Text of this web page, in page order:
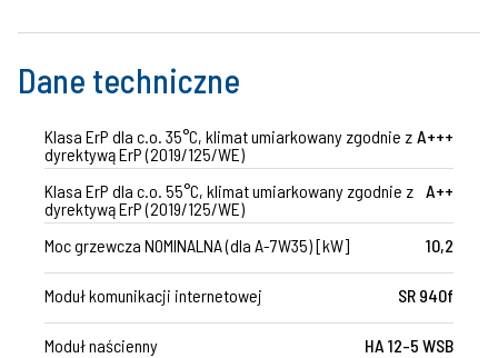
Dane techniczne
Klasa ErP dla c.o. 35°C, klimat umiarkowany zgodnie z
dyrektywą ErP (2019/125/WE)
A+++
Klasa ErP dla c.o. 55°C, klimat umiarkowany zgodnie z
dyrektywą ErP (2019/125/WE)
A++
Moc grzewcza NOMINALNA (dla A-7W35) [kW] 10,2
Moduł komunikacji internetowej SR 940f
Moduł naścienny HA 12-5 WSB